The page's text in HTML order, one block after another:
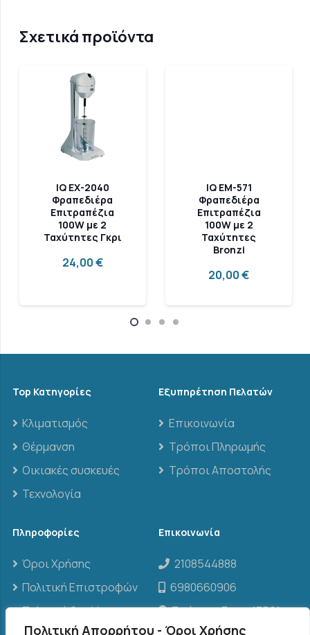
Πολιτική Απορρήτου - Όροι Χρήσης
Σχετικά προϊόντα
IQ EX-2040
Φραπεδιέρα
Επιτραπέζια
100W με 2
Ταχύτητες Γκρι
24,00€
IQ EM-571
Φραπεδιέρα
Επιτραπέζια
100W με 2
Ταχύτητες
Bronzi
20,00€
Top Κατηγορίες
Κλιματισμός
Θέρμανση
Οικιακές συσκευές
Τεχνολογία
Εξυπηρέτηση Πελατών
Επικοινωνία
Τρόποι Πληρωμής
Τρόποι Αποστολής
Πληροφορίες
Όροι Χρήσης
Πολιτική Επιστροφών
Πολιτική Cookies
Επικοινωνία
2108544888
6980660906
Σπάρτης 3, τ.κ. 13561,
Άγιοι Ανάργυροι